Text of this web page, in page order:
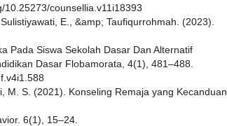
counsellia.v11i18393
E., &amp; Taufiqurrohmah. (2023).
Pada Siswa Sekolah Dasar Dan Alternatif
Dasar Flobamorata, 4(1), 481–488.
M. S. (2021). Konseling Remaja yang Kecanduan
6(1), 15–24.